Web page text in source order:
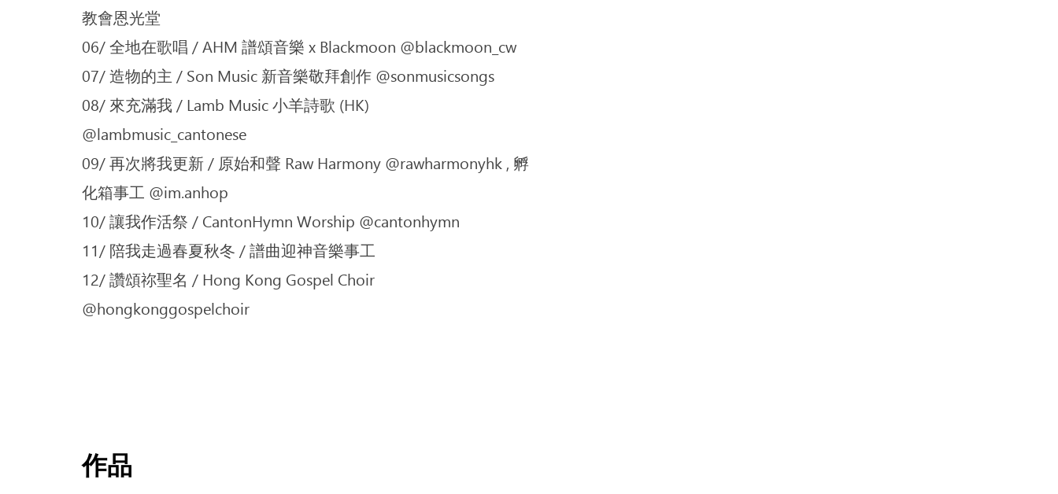
教會恩光堂
06/ 全地在歌唱 / AHM 譜頌音樂 x Blackmoon @blackmoon_cw
07/ 造物的主 / Son Music 新音樂敬拜創作 @sonmusicsongs
08/ 來充滿我 / Lamb Music 小羊詩歌 (HK)
@lambmusic_cantonese
09/ 再次將我更新 / 原始和聲 Raw Harmony @rawharmonyhk , 孵
化箱事工 @im.anhop
10/ 讓我作活祭 / CantonHymn Worship @cantonhymn
11/ 陪我走過春夏秋冬 / 譜曲迎神音樂事工
12/ 讚頌祢聖名 / Hong Kong Gospel Choir
@hongkonggospelchoir
作品